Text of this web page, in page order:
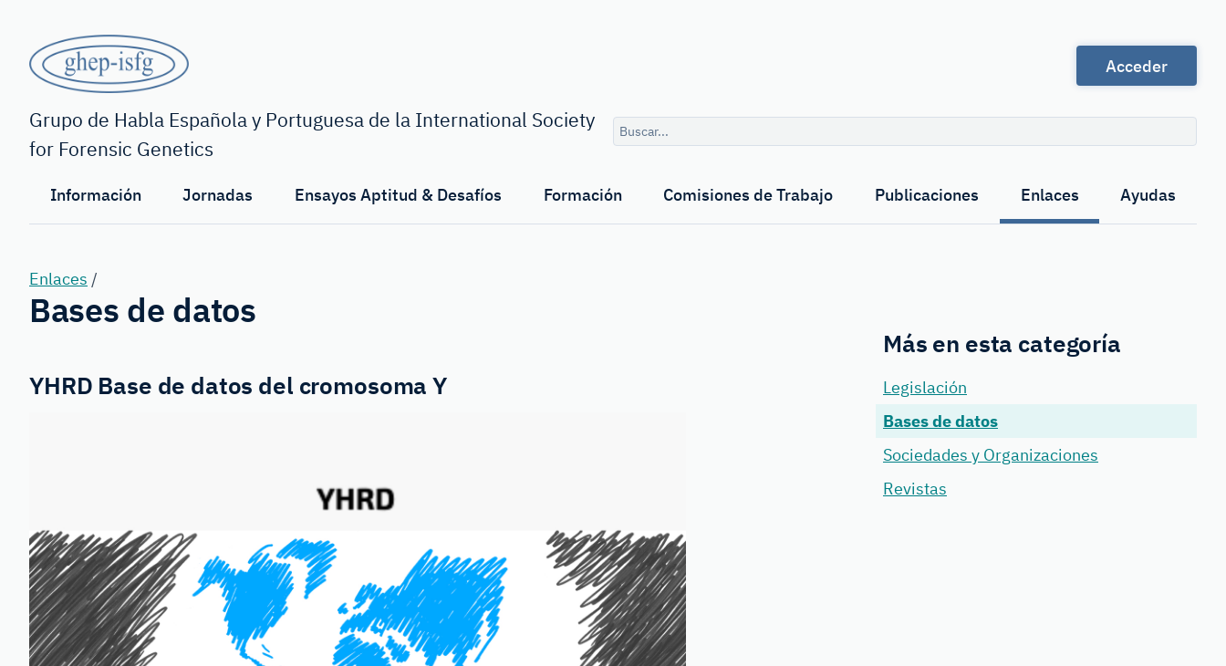
contenido
principalGHEP
-
ISFG
Grupo de Habla Española y Portuguesa de la International Society
for Forensic Genetics
Acceder
Consulta
de
Información
Jornadas Ensayos Aptitud & Desafíos Formación Comisiones de Trabajo Publicaciones Enlaces Ayudas
Enlaces /
Bases de datos
YHRD Base de datos del cromosoma Y
Más en esta categoría
Legislación
Bases de datos
Sociedades y Organizaciones
Revistas